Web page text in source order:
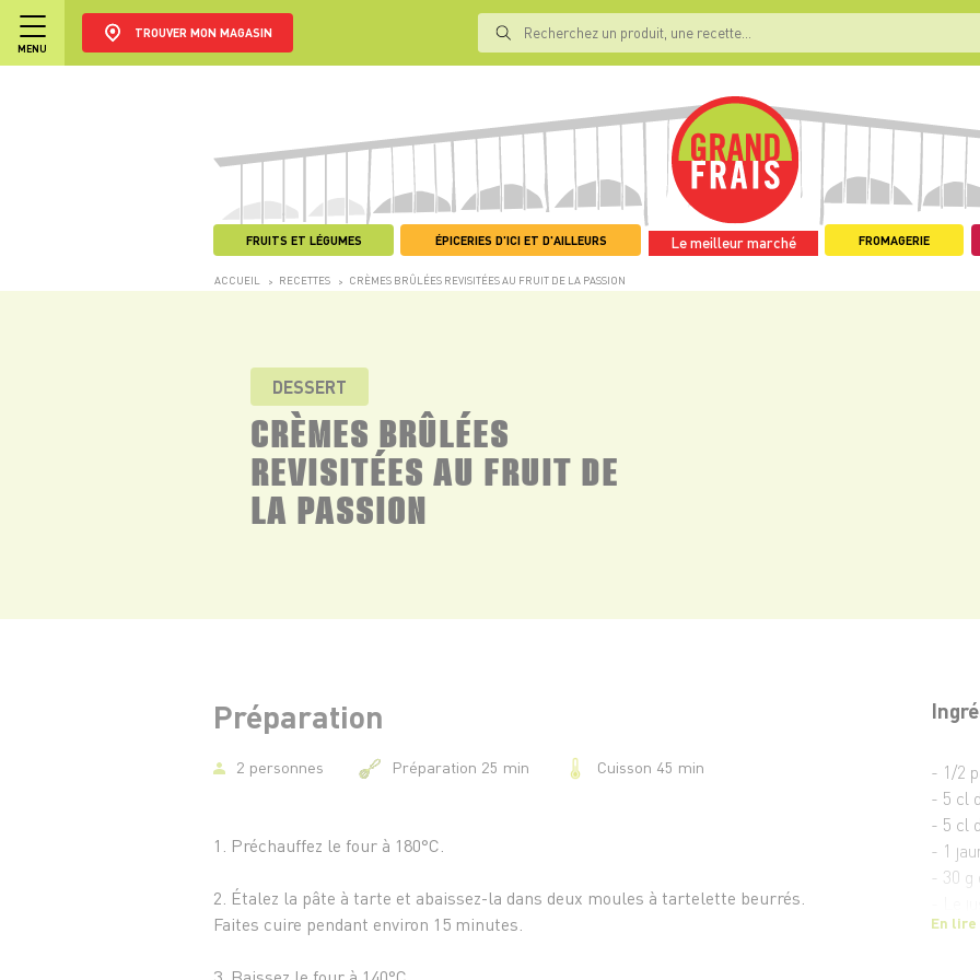
MENU
TROUVER MON MAGASIN
FRUITS ET LÉGUMES ÉPICERIES D'ICI ET D'AILLEURS Le meilleur marché FROMAGERIE
ACCUEIL > RECETTES > CRÈMES BRÛLÉES REVISITÉES AU FRUIT DE LA PASSION
DESSERT
CRÈMES BRÛLÉES
REVISITÉES AU FRUIT DE
LA PASSION
- 1/2
- 5 cl
- 5 cl
- 1
- 30 g
- 1
En
Préparation
2 personnes Préparation 25 min Cuisson 45 min
1. Préchauffez le four à 180°C.
2. Étalez la pâte à tarte et abaissez-la dans deux moules à tartelette beurrés.
Faites cuire pendant environ 15 minutes.